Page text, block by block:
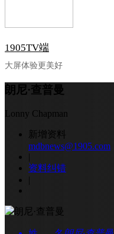
1905TV端
大屏体验更美好
朗尼·查普曼
Lonny Chapman
新增资料
mdbnews@1905.com
|
资料纠错
|